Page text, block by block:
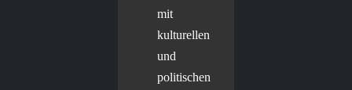
mit
kulturellen
und
politischen